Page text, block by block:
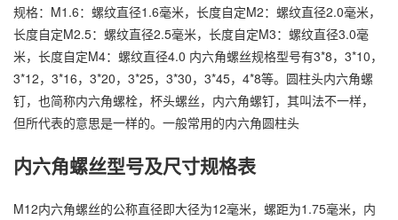
规格：M1.6：螺纹直径1.6毫米，长度自定M2：螺纹直径2.0毫米，
长度自定M2.5：螺纹直径2.5毫米，长度自定M3：螺纹直径3.0毫
米，长度自定M4：螺纹直径4.0 内六角螺丝规格型号有3*8，3*10，
3*12，3*16，3*20，3*25，3*30，3*45，4*8等。圆柱头内六角螺
钉，也简称内六角螺栓，杯头螺丝，内六角螺钉，其叫法不一样，
但所代表的意思是一样的。一般常用的内六角圆柱头
内六角螺丝型号及尺寸规格表
M12内六角螺丝的公称直径即大径为12毫米，螺距为1.75毫米，内